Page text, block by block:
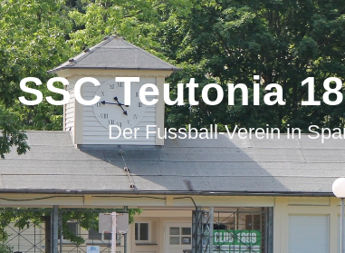
SSC Teutonia
Der Fussball-Verein in